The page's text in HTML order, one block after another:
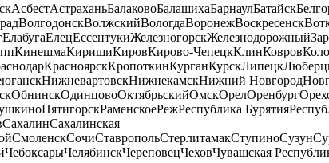
АсбестАстраханьБалаковоБалашихаБарнаулБатайск
ВолгодонскВолжскийВологдаВоронежВоскресенск
ЕлабугаЕлецЕссентукиЖелезногорскЖелезнодорожный
КинешмаКиришиКировКирово-ЧепецкКлинКовров
КрасноярскКропоткинКурганКурскЛипецк
НижневартовскНижнекамскНижний Новгород
ОбнинскОдинцовоОктябрьскийОмскОрелОренбург
ПятигорскРаменскоеРежРеспублика Бурятия
СахалинСахалинская
СмоленскСочиСтавропольСтерлитамакСтупиноСузун
ЧебоксарыЧелябинскЧереповецЧеховЧувашская